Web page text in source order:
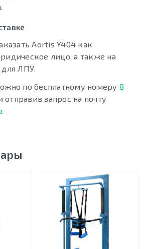
Aortis Y404 как
лицо, а также на
для ЛПУ.
по бесплатному номеру 8
отправив запрос на почту